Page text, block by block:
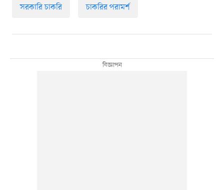
সরকারি চাকরি চাকরির পরামর্শ